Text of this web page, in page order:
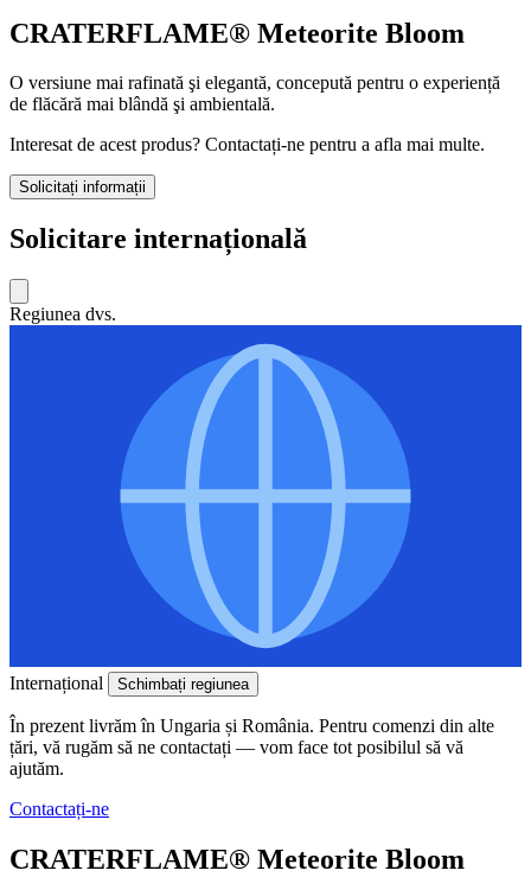
CRATERFLAME® Meteorite Bloom
O versiune mai rafinată şi elegantă, concepută pentru o experiență
de flăcără mai blândă şi ambientală.
Interesat de acest produs? Contactați-ne pentru a afla mai multe.
Solicitați informații
Solicitare internațională
Regiunea dvs.
Internațional Schimbați regiunea
În prezent livrăm în Ungaria și România. Pentru comenzi din alte
țări, vă rugăm să ne contactați — vom face tot posibilul să vă
ajutăm.
Contactați-ne
CRATERFLAME® Meteorite Bloom